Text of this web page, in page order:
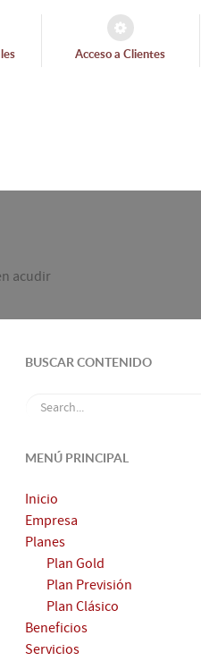
Acceso a Clientes
acudir
BUSCAR CONTENIDO
MENÚ PRINCIPAL
Inicio
Empresa
Planes
Plan Gold
Plan Previsión
Plan Clásico
Beneficios
Servicios